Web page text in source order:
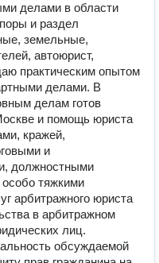
делами в области
и раздел
земельные,
автоюрист,
практическим опытом
делами. В
делам готов
и помощь юриста
кражей,
и
должностными
тяжкими
арбитражного юриста
в арбитражном
лиц.
обсуждаемой